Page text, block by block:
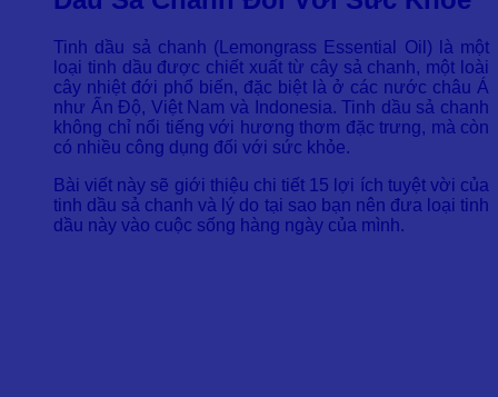
Tinh dầu sả chanh (Lemongrass Essential Oil) là một
loại tinh dầu được chiết xuất từ cây sả chanh, một loài
cây nhiệt đới phổ biến, đặc biệt là ở các nước châu Á
như Ấn Độ, Việt Nam và Indonesia. Tinh dầu sả chanh
không chỉ nổi tiếng với hương thơm đặc trưng, mà còn
có nhiều công dụng đối với sức khỏe.
Bài viết này sẽ giới thiệu chi tiết 15 lợi ích tuyệt vời của
tinh dầu sả chanh và lý do tại sao bạn nên đưa loại tinh
dầu này vào cuộc sống hàng ngày của mình.